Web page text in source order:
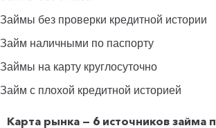
Займы без проверки кредитной истории
Займ наличными по паспорту
Займы на карту круглосуточно
Займ с плохой кредитной историей
Карта рынка — 6 источников займа